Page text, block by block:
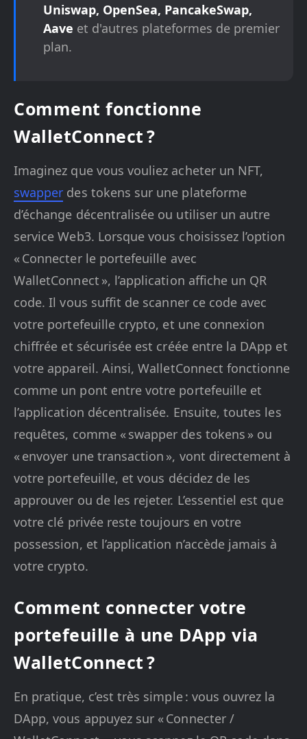
Uniswap, OpenSea, PancakeSwap,
Aave et d'autres plateformes de premier
plan.
Comment fonctionne
WalletConnect ?
Imaginez que vous vouliez acheter un NFT,
swapper des tokens sur une plateforme
d’échange décentralisée ou utiliser un autre
service Web3. Lorsque vous choisissez l’option
« Connecter le portefeuille avec
WalletConnect », l’application affiche un QR
code. Il vous suffit de scanner ce code avec
votre portefeuille crypto, et une connexion
chiffrée et sécurisée est créée entre la DApp et
votre appareil. Ainsi, WalletConnect fonctionne
comme un pont entre votre portefeuille et
l’application décentralisée. Ensuite, toutes les
requêtes, comme « swapper des tokens » ou
« envoyer une transaction », vont directement à
votre portefeuille, et vous décidez de les
approuver ou de les rejeter. L’essentiel est que
votre clé privée reste toujours en votre
possession, et l’application n’accède jamais à
votre crypto.
Comment connecter votre
portefeuille à une DApp via
WalletConnect ?
En pratique, c’est très simple : vous ouvrez la
DApp, vous appuyez sur « Connecter /